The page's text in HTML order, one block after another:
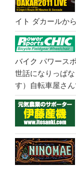
イト ダカールか
バイク パワース
世話になりっぱ
す）自転車屋さん